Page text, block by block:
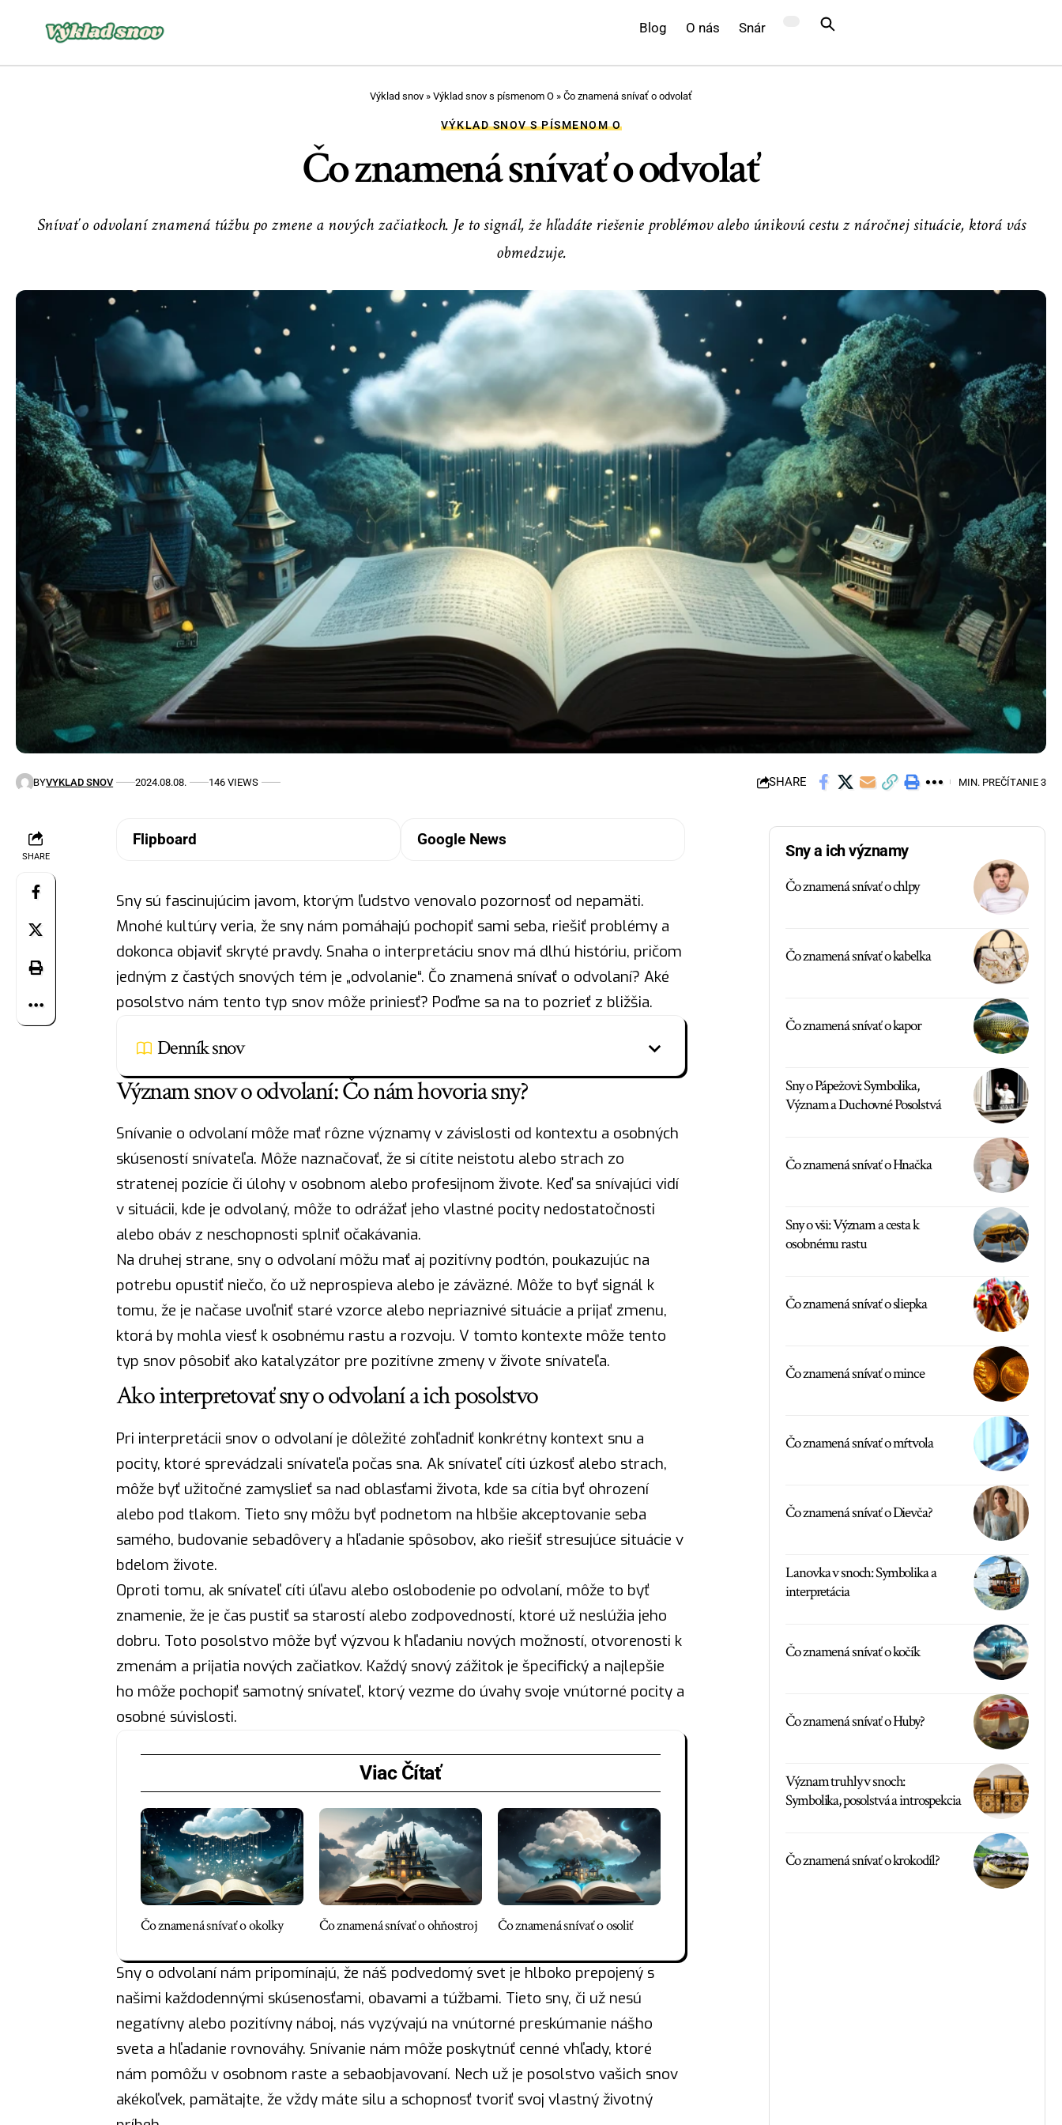
Blog O nás Snár
Výklad snov » Výklad snov s písmenom O » Čo znamená snívať o odvolať
VÝKLAD SNOV S PÍSMENOM O
Čo znamená snívať o odvolať
Snívať o odvolaní znamená túžbu po zmene a nových začiatkoch. Je to signál, že hľadáte riešenie problémov alebo únikovú cestu z náročnej situácie, ktorá vás
obmedzuje.
BYVYKLAD SNOV 2024.08.08. 146 VIEWS SHARE MIN. PREČÍTANIE 3
SHARE
Flipboard Google News
Sny sú fascinujúcim javom, ktorým ľudstvo venovalo pozornosť od nepamäti.
Mnohé kultúry veria, že sny nám pomáhajú pochopiť sami seba, riešiť problémy a
dokonca objaviť skryté pravdy. Snaha o interpretáciu snov má dlhú históriu, pričom
jedným z častých snových tém je „odvolanie“. Čo znamená snívať o odvolaní? Aké
posolstvo nám tento typ snov môže priniesť? Poďme sa na to pozrieť z bližšia.
Denník snov
Význam snov o odvolaní: Čo nám hovoria sny?
Snívanie o odvolaní môže mať rôzne významy v závislosti od kontextu a osobných
skúseností snívateľa. Môže naznačovať, že si cítite neistotu alebo strach zo
stratenej pozície či úlohy v osobnom alebo profesijnom živote. Keď sa snívajúci vidí
v situácii, kde je odvolaný, môže to odrážať jeho vlastné pocity nedostatočnosti
alebo obáv z neschopnosti splniť očakávania.
Na druhej strane, sny o odvolaní môžu mať aj pozitívny podtón, poukazujúc na
potrebu opustiť niečo, čo už neprospieva alebo je záväzné. Môže to byť signál k
tomu, že je načase uvoľniť staré vzorce alebo nepriaznivé situácie a prijať zmenu,
ktorá by mohla viesť k osobnému rastu a rozvoju. V tomto kontexte môže tento
typ snov pôsobiť ako katalyzátor pre pozitívne zmeny v živote snívateľa.
Ako interpretovať sny o odvolaní a ich posolstvo
Pri interpretácii snov o odvolaní je dôležité zohľadniť konkrétny kontext snu a
pocity, ktoré sprevádzali snívateľa počas sna. Ak snívateľ cíti úzkosť alebo strach,
môže byť užitočné zamyslieť sa nad oblasťami života, kde sa cítia byť ohrození
alebo pod tlakom. Tieto sny môžu byť podnetom na hlbšie akceptovanie seba
samého, budovanie sebadôvery a hľadanie spôsobov, ako riešiť stresujúce situácie v
bdelom živote.
Oproti tomu, ak snívateľ cíti úľavu alebo oslobodenie po odvolaní, môže to byť
znamenie, že je čas pustiť sa starostí alebo zodpovedností, ktoré už neslúžia jeho
dobru. Toto posolstvo môže byť výzvou k hľadaniu nových možností, otvorenosti k
zmenám a prijatia nových začiatkov. Každý snový zážitok je špecifický a najlepšie
ho môže pochopiť samotný snívateľ, ktorý vezme do úvahy svoje vnútorné pocity a
osobné súvislosti.
Viac Čítať
Čo znamená snívať o okolky Čo znamená snívať o ohňostroj Čo znamená snívať o osoliť
Sny o odvolaní nám pripomínajú, že náš podvedomý svet je hlboko prepojený s
našimi každodennými skúsenosťami, obavami a túžbami. Tieto sny, či už nesú
negatívny alebo pozitívny náboj, nás vyzývajú na vnútorné preskúmanie nášho
sveta a hľadanie rovnováhy. Snívanie nám môže poskytnúť cenné vhľady, ktoré
nám pomôžu v osobnom raste a sebaobjavovaní. Nech už je posolstvo vašich snov
akékoľvek, pamätajte, že vždy máte silu a schopnosť tvoriť svoj vlastný životný
Sny a ich významy
Čo znamená snívať o chlpy
Čo znamená snívať o kabelka
Čo znamená snívať o kapor
Sny o Pápežovi: Symbolika,
Význam a Duchovné Posolstvá
Čo znamená snívať o Hnačka
Sny o vši: Význam a cesta k
osobnému rastu
Čo znamená snívať o sliepka
Čo znamená snívať o mince
Čo znamená snívať o mŕtvola
Čo znamená snívať o Dievča?
Lanovka v snoch: Symbolika a
interpretácia
Čo znamená snívať o kočík
Čo znamená snívať o Huby?
Význam truhly v snoch:
Symbolika, posolstvá a introspekcia
Čo znamená snívať o krokodíl?